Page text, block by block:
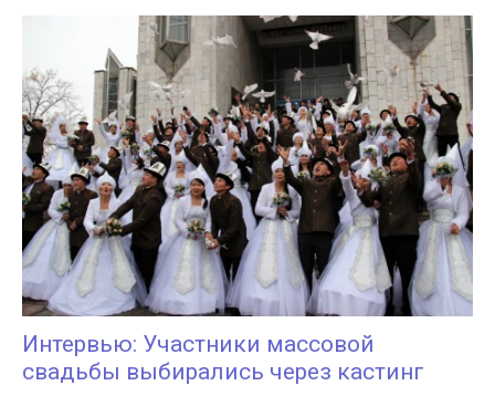
Интервью: Участники массовой
свадьбы выбирались через кастинг